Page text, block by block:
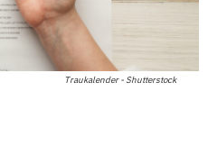
Traukalender - Shutterstock